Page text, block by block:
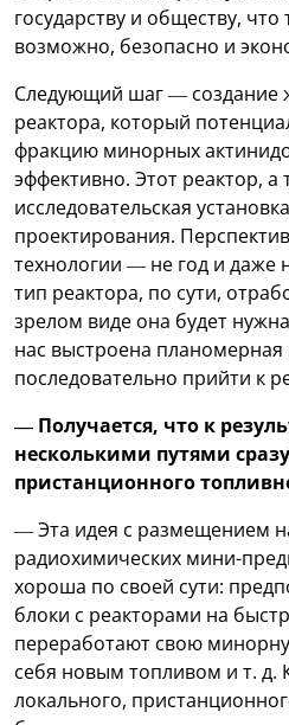
государству и обществу,
возможно, безопасно и
Следующий шаг — создание
реактора, который
фракцию минорных
эффективно. Этот реактор, а
исследовательская
проектирования.
технологии — не год и даже
тип реактора, по сути,
зрелом виде она будет
нас выстроена
последовательно прийти к
— Получается, что к
несколькими путями
пристанционного
— Эта идея с размещением
радиохимических мини-
хороша по своей сути:
блоки с реакторами на
переработают свою
себя новым топливом и т. д.
локального,